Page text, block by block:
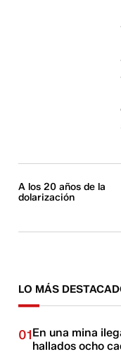
A los 20 años de la
dolarización
LO MÁS
01En una mina
hallados ocho